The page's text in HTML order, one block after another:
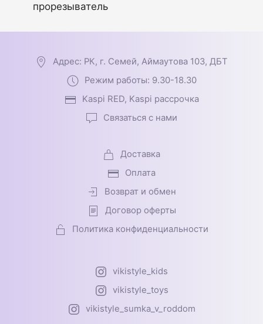
прорезыватель
Адрес: РК, г. Семей, Аймаутова 103, ДБТ
Режим работы: 9.30-18.30
Kaspi RED, Kaspi рассрочка
Связаться с нами
Доставка
Оплата
Возврат и обмен
Договор оферты
Политика конфиденциальности
vikistyle_kids
vikistyle_toys
vikistyle_sumka_v_roddom